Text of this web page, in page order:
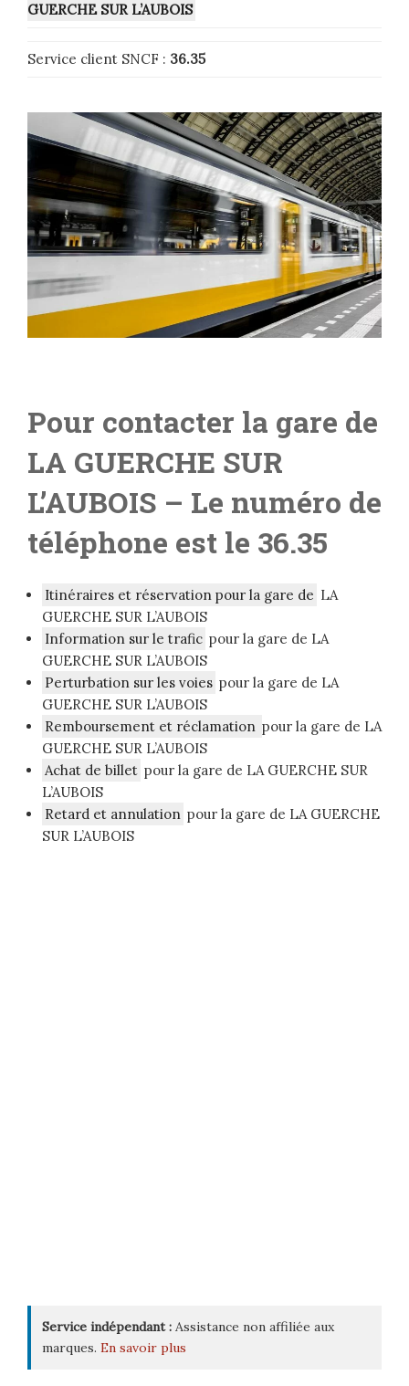
GUERCHE SUR L’AUBOIS
Service client SNCF : 36.35
Pour contacter la gare de
LA GUERCHE SUR
L’AUBOIS – Le numéro de
téléphone est le 36.35
Itinéraires et réservation pour la gare de LA
GUERCHE SUR L’AUBOIS
Information sur le trafic pour la gare de LA
GUERCHE SUR L’AUBOIS
Perturbation sur les voies pour la gare de LA
GUERCHE SUR L’AUBOIS
Remboursement et réclamation pour la gare de LA
GUERCHE SUR L’AUBOIS
Achat de billet pour la gare de LA GUERCHE SUR
L’AUBOIS
Retard et annulation pour la gare de LA GUERCHE
SUR L’AUBOIS
Service indépendant : Assistance non affiliée aux
marques. En savoir plus